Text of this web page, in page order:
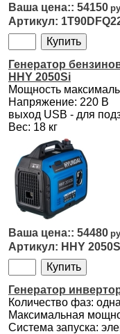
54150
Генератор
HHY 2050Si
Мощность
Напряжение: 220 В
выход USB - для
Вес: 18 кг
54480
HHY
Генератор
Количество фаз: одна
Максимальная
Система запуска: